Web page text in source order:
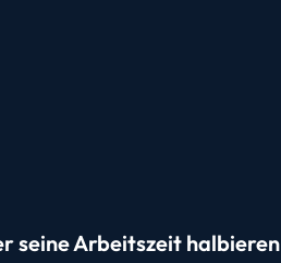
seine Arbeitszeit halbieren